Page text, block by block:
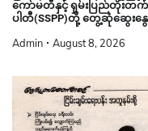
ကော်မတီနှင့် ရှမ်းပြည်တိုးတက်
ပါတီ(SSPP)တို့ တွေ့ဆုံဆွေးနွေ
Admin August 8, 2026